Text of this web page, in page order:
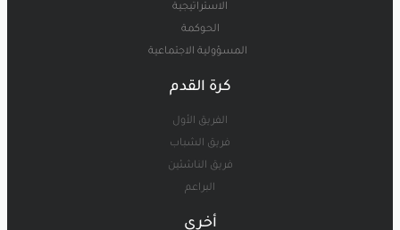
الاستراتيجية
الحوكمة
المسؤولية الاجتماعية
كرة القدم
الفريق الأول
فريق الشباب
فريق الناشئين
البراعم
أخرى